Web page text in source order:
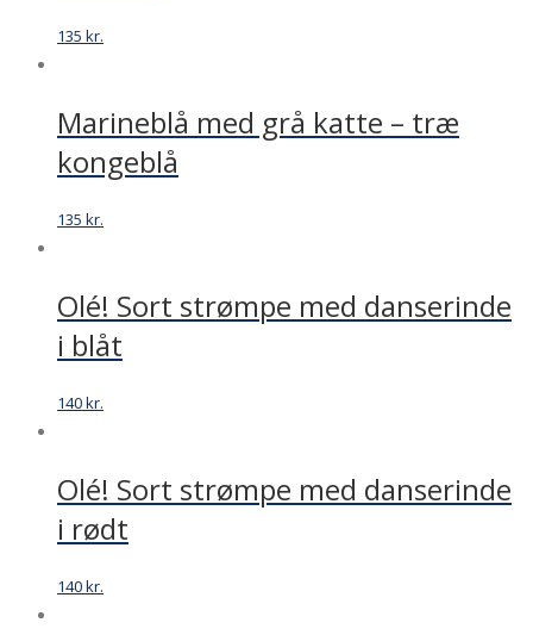
135 kr.
Marineblå med grå katte – træ
kongeblå
135 kr.
Olé! Sort strømpe med danserinde
i blåt
140kr.
Olé! Sort strømpe med danserinde
i rødt
140kr.